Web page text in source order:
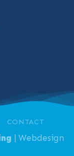
CONTACT
| Webdesign